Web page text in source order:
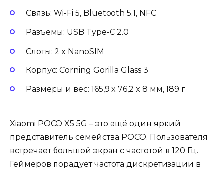
Связь: Wi-Fi 5, Bluetooth 5.1, NFC
Разъемы: USB Type-C 2.0
Слоты: 2 x NanoSIM
Корпус: Corning Gorilla Glass 3
Размеры и вес: 165,9 x 76,2 x 8 мм, 189 г
Xiaomi POCO X5 5G – это ещё один яркий
представитель семейства POCO. Пользователя
встречает большой экран с частотой в 120 Гц.
Геймеров порадует частота дискретизации в